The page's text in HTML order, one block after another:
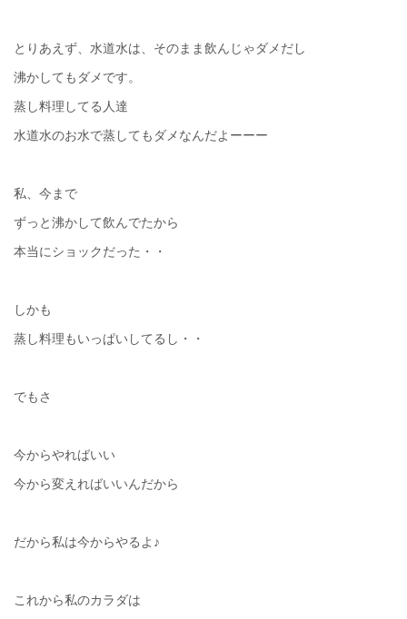
とりあえず、水道水は、そのまま飲んじゃダメだし
沸かしてもダメです。
蒸し料理してる人達
水道水のお水で蒸してもダメなんだよーーー
私、今まで
ずっと沸かして飲んでたから
本当にショックだった・・
しかも
蒸し料理もいっぱいしてるし・・
でもさ
今からやればいい
今から変えればいいんだから
だから私は今からやるよ♪
これから私のカラダは